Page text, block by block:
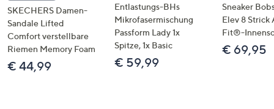
bzw.
rechts,
um
diese
anzuzeigen.
SKECHERS Damen-
Sandale Lifted
Comfort verstellbare
Riemen Memory Foam
€ 44,99
Entlastungs-BHs
Mikrofasermischung
Passform Lady 1x
Spitze, 1x Basic
€ 59,99
Sneaker
Elev 8 Strick
Fit®-
€ 69,95